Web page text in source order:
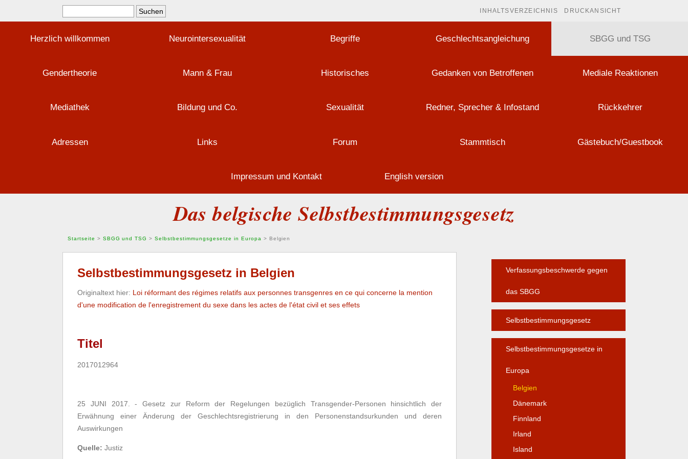
INHALTSVERZEICHNIS DRUCKANSICHT
Herzlich willkommen Neurointersexualität Begriffe Geschlechtsangleichung SBGG und TSG
Gendertheorie Mann & Frau Historisches Gedanken von Betroffenen Mediale Reaktionen
Mediathek Bildung und Co. Sexualität Redner, Sprecher & Infostand Rückkehrer
Adressen Links Forum Stammtisch Gästebuch/Guestbook
Impressum und Kontakt English version
Das belgische Selbstbestimmungsgesetz
Startseite > SBGG und TSG >Selbstbestimmungsgesetze in Europa > Belgien
Selbstbestimmungsgesetz in Belgien
Originaltext hier: Loi réformant des régimes relatifs aux personnes transgenres en ce qui concerne la mention
d'une modification de l'enregistrement du sexe dans les actes de l'état civil et ses effets
Titel
2017012964
25 JUNI 2017. - Gesetz zur Reform der Regelungen bezüglich Transgender-Personen hinsichtlich der
Erwähnung einer Änderung der Geschlechtsregistrierung in den Personenstandsurkunden und deren
Auswirkungen
Quelle: Justiz
Verfassungsbeschwerde gegen
das SBGG
Selbstbestimmungsgesetz
Selbstbestimmungsgesetze in
Europa
Belgien
Dänemark
Finnland
Irland
Island